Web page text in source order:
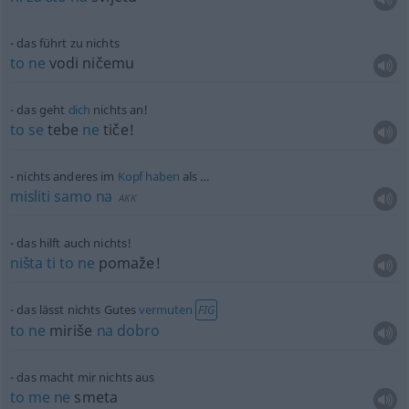
das führt zu nichts
to ne vodi ničemu
das geht dich nichts an!
to se tebe ne tiče!
nichts anderes im Kopf haben als …
misliti samo na AKK
das hilft auch nichts!
ništa ti to ne pomaže!
das lässt nichts Gutesvermuten FIG
to ne miriše na dobro
das macht mir nichts aus
to me ne smeta